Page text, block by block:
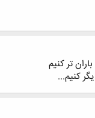
تر کنیم
کنیم...